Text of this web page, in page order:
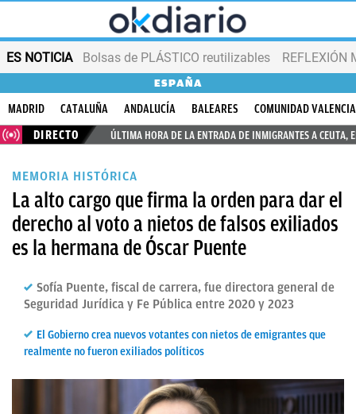
ES NOTICIA Bolsas de PLÁSTICO reutilizables REFLEXIÓN
ESPAÑA
MADRID CATALUÑA ANDALUCÍA BALEARES
COMUNIDAD
DIRECTO
ÚLTIMA HORA DE LA ENTRADA DE INMIGRANTES A CEUTA,
MEMORIA HISTÓRICA
La alto cargo que firma la orden para dar el
derecho al voto a nietos de falsos exiliados
es la hermana de Óscar Puente
Sofía Puente, fiscal de carrera, fue directora general de
Seguridad Jurídica y Fe Pública entre 2020 y 2023​
El Gobierno crea nuevos votantes con nietos de emigrantes que
realmente no fueron exiliados políticos